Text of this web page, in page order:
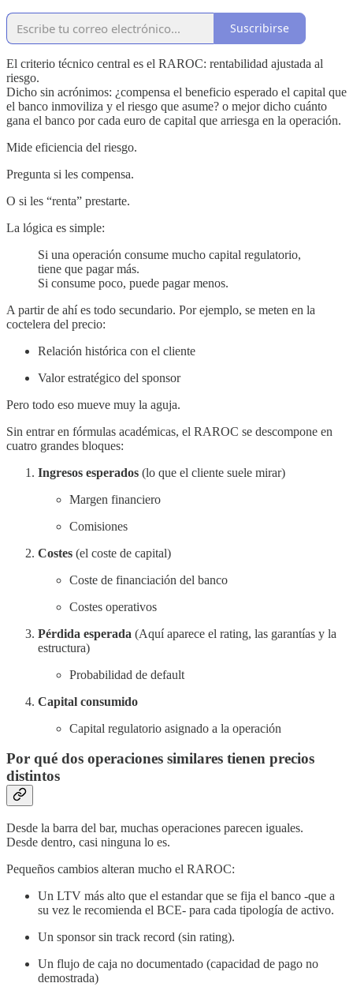
Suscribirse
El criterio técnico central es el RAROC: rentabilidad ajustada al
riesgo.
Dicho sin acrónimos: ¿compensa el beneficio esperado el capital que
el banco inmoviliza y el riesgo que asume? o mejor dicho cuánto
gana el banco por cada euro de capital que arriesga en la operación.
Mide eficiencia del riesgo.
Pregunta si les compensa.
O si les “renta” prestarte.
La lógica es simple:
Si una operación consume mucho capital regulatorio,
tiene que pagar más.
Si consume poco, puede pagar menos.
A partir de ahí es todo secundario. Por ejemplo, se meten en la
coctelera del precio:
Relación histórica con el cliente
Valor estratégico del sponsor
Pero todo eso mueve muy la aguja.
Sin entrar en fórmulas académicas, el RAROC se descompone en
cuatro grandes bloques:
Ingresos esperados (lo que el cliente suele mirar)
Margen financiero
Comisiones
Costes (el coste de capital)
Coste de financiación del banco
Costes operativos
Pérdida esperada (Aquí aparece el rating, las garantías y la
estructura)
Probabilidad de default
Capital consumido
Capital regulatorio asignado a la operación
Por qué dos operaciones similares tienen precios
distintos
Desde la barra del bar, muchas operaciones parecen iguales.
Desde dentro, casi ninguna lo es.
Pequeños cambios alteran mucho el RAROC:
Un LTV más alto que el estandar que se fija el banco -que a
su vez le recomienda el BCE- para cada tipología de activo.
Un sponsor sin track record (sin rating).
Un flujo de caja no documentado (capacidad de pago no
demostrada)